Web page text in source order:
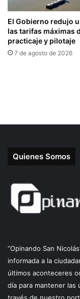
Quienes Somos
“Opinando San
informada a la
últimos aconteceres
día para mantener las
través de nuestro